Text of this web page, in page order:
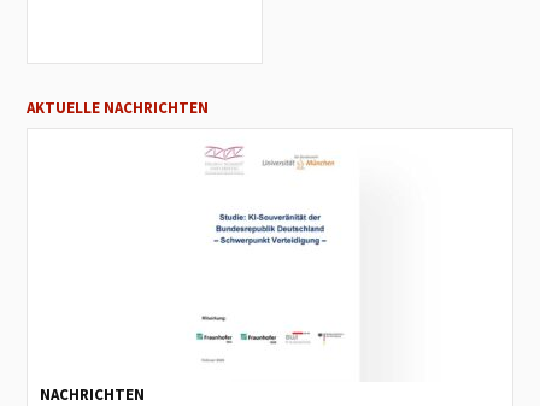
AKTUELLE NACHRICHTEN
NACHRICHTEN